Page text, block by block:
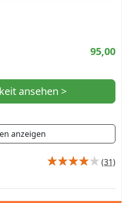
95,00
ansehen >
anzeigen
(31)